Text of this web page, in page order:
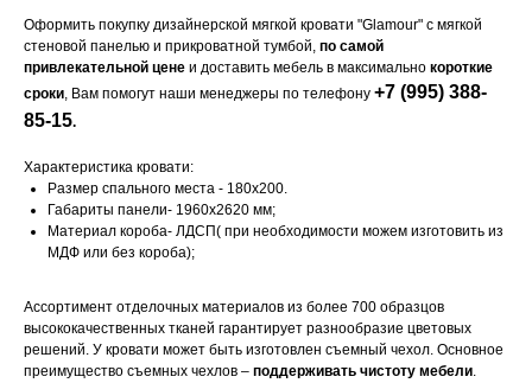
Оформить покупку дизайнерской мягкой кровати "Glamour" с мягкой
стеновой панелью и прикроватной тумбой, по самой
привлекательной цене и доставить мебель в максимально короткие
сроки, Вам помогут наши менеджеры по телефону +7 (995) 388-
85-15.
Характеристика кровати:
Размер спального места - 180х200.
Габариты панели- 1960х2620 мм;
Материал короба- ЛДСП( при необходимости можем изготовить из
МДФ или без короба);
Ассортимент отделочных материалов из более 700 образцов
высококачественных тканей гарантирует разнообразие цветовых
решений. У кровати может быть изготовлен съемный чехол. Основное
преимущество съемных чехлов – поддерживать чистоту мебели.